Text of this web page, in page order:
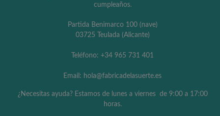
cumpleaños.
Partida Benimarco 100 (nave)
03725 Teulada (Alicante)
Teléfono: +34 965 731 401
Email: hola@fabricadelasuerte.es
¿Necesitas ayuda? Estamos de lunes a viernes de 9:00 a 17:00
horas.